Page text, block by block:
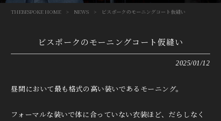
THEBESPOKE HOME > NEWS > ビスポークのモーニングコート仮縫い
ビスポークのモーニングコート仮縫い
2025/01/12
昼間において最も格式の高い装いであるモーニング。
フォーマルな装いで体に合っていない衣装ほど、だらしなく